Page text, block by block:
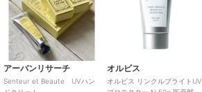
アーバンリサーチ
Senteur et Beaute UVハン
オルビス
オルビス リンクルブライトUV